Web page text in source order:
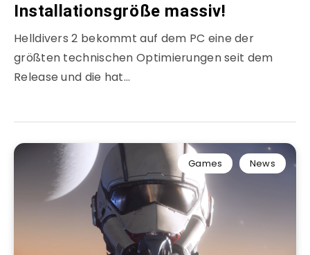
Installationsgröße massiv!
Helldivers 2 bekommt auf dem PC eine der
größten technischen Optimierungen seit dem
Release und die hat…
Games News